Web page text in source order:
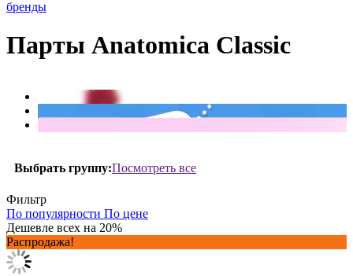
бренды
Парты Anatomica Classic
Выбрать группу:Посмотреть все
Фильтр
По популярности По цене
Дешевле всех на 20%
Распродажа!